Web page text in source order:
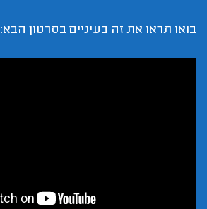
בואו תראו את זה בעיניים בסרטון הבא: